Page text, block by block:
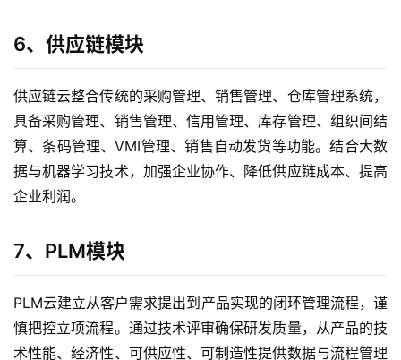
6、供应链模块
供应链云整合传统的采购管理、销售管理、仓库管理系统，
具备采购管理、销售管理、信用管理、库存管理、组织间结
算、条码管理、VMI管理、销售自动发货等功能。结合大数
据与机器学习技术，加强企业协作、降低供应链成本、提高
企业利润。
7、PLM模块
PLM云建立从客户需求提出到产品实现的闭环管理流程，谨
慎把控立项流程。通过技术评审确保研发质量，从产品的技
术性能、经济性、可供应性、可制造性提供数据与流程管理